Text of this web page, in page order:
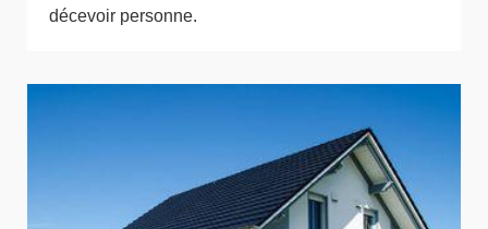
décevoir personne.